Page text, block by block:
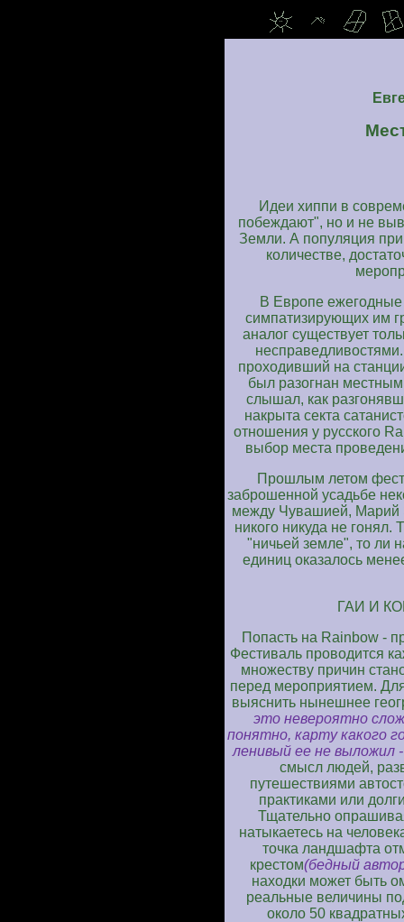
Идеи хиппи в
побеждают", но и не
Земли. А популяция
количестве,
В Европе
симпатизирующих им
аналог существует
проходивший на
был разогнан
слышал, как
накрыта секта
отношения у русского
выбор места
Прошлым летом
заброшенной усадьбе
между Чувашией, Марий
никого никуда не
"ничьей земле", то ли
единиц оказалось
ГАИ И
Попасть на Rainbow -
Фестиваль проводится
множеству причин
перед мероприятием.
выяснить нынешнее
это невероятно
понятно, карту какого
ленивый ее не выложил
смысл людей,
путешествиями
практиками или
Тщательно
натыкаетесь на
точка ландшафта
крестом(бедный
находки может быть
реальные величины
около 50